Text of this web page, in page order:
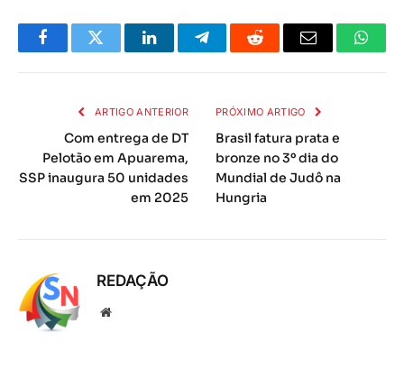
FacebookTwitter LinkedInTelegramaReddit
E-
ARTIGO ANTERIOR
Com entrega de DT
Pelotão em Apuarema,
SSP inaugura 50 unidades
em 2025
PRÓXIMO ARTIGO
Brasil fatura prata e
bronze no 3º dia do
Mundial de Judô na
Hungria
REDAÇÃO
Local